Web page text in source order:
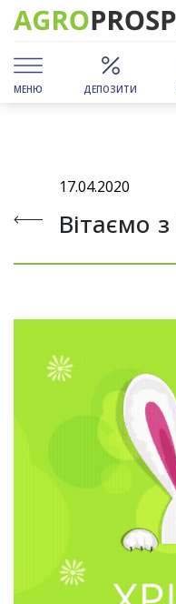
МЕНЮ ДЕПОЗИТИ
17.04.2020
Вітаємо